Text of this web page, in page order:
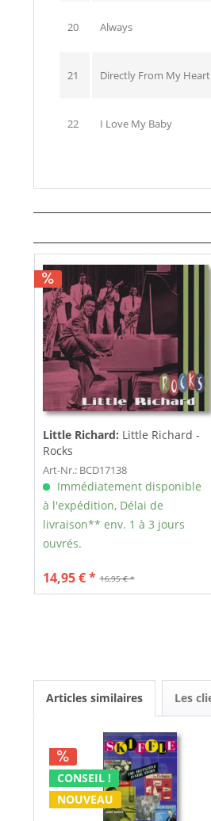
20 Always
21 Directly From My Heart
22 I Love My Baby
Little Richard: Little Richard -
Rocks
Art-Nr.: BCD17138
Immédiatement disponible
à l'expédition, Délai de
livraison** env. 1 à 3 jours
ouvrés.
16,95 € *
14,95 € *
Articles similaires Les
CONSEIL !
NOUVEAU